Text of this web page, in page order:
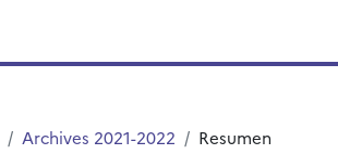
Archives 2021-2022 Resumen